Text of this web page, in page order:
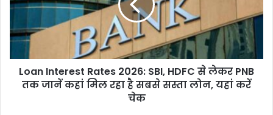
SBI,
से
लेकर
PNB
Loan Interest Rates 2026: SBI, HDFC से लेकर PNB
तक जानें कहां मिल रहा है सबसे सस्ता लोन, यहां करें
चेक